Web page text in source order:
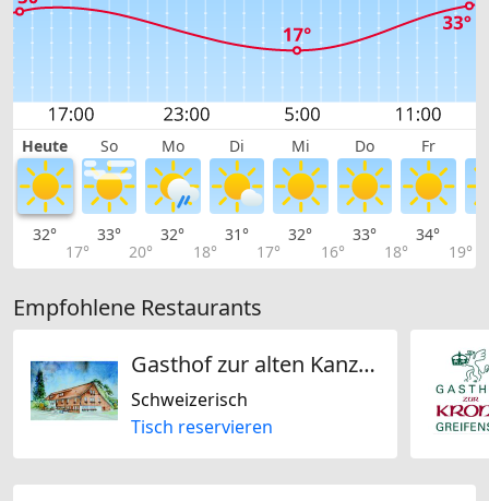
Heute So Mo Di Mi Do Fr
32°
17°
33°
20°
32°
18°
31°
17°
32°
16°
33°
18°
34°
19°
Empfohlene Restaurants
Gasthof zur alten Kanzlei AG
Schweizerisch
Tisch reservieren